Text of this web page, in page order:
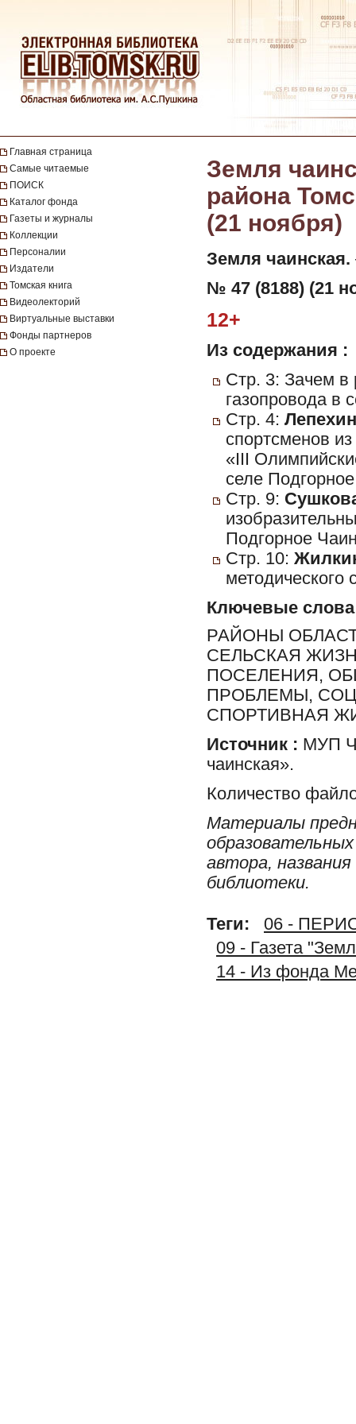
Главная страница
Самые читаемые
ПОИСК
Каталог фонда
Газеты и журналы
Коллекции
Персоналии
Издатели
Томская книга
Видеолекторий
Виртуальные выставки
Фонды партнеров
О проекте
Земля
района
(21 ноября)
Земля чаинская.
№ 47 (8188) (21
12+
Из содержания :
Стр. 3: Зачем в
газопровода в
Стр. 4:
спортсменов
«III
селе
Стр. 9:
Подгорное
Стр. 10:
методического
Ключевые слова
РАЙОНЫ
СЕЛЬСКАЯ
ПОСЕЛЕНИЯ,
ПРОБЛЕМЫ,
СПОРТИВНАЯ
Источник : МУП
чаинская».
Количество
Материалы
автора,
библиотеки.
Теги:
06 -
09 - Газета
14 - Из фонда